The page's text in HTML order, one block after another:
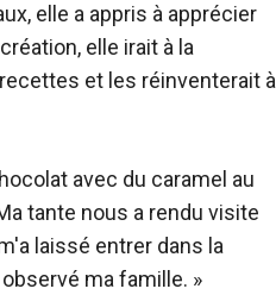
elle a appris à apprécier
elle irait à la
et les réinventerait à
avec du caramel au
tante nous a rendu visite
laissé entrer dans la
ma famille. »